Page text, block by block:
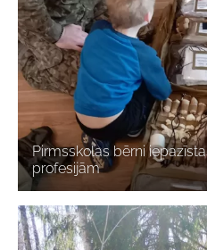
Pirmsskolas bērni
profesijām